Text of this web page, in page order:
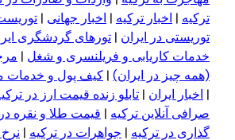
ترکیه | اخبار ترکیه | اخبار جهانی |
توریستی در ایران | تورهای گردشگری
خدمات کاریابی و فریلنسری و شغل |
(همه چیز در ایران) | کیف پول و خدمات
| اخبار ایران | تابلو زنده قیمت ارز در
صرافی آنلاین ترکیه | قیمت طلا و نقره
گذاری در ترکیه | جواهرات در ترکیه |